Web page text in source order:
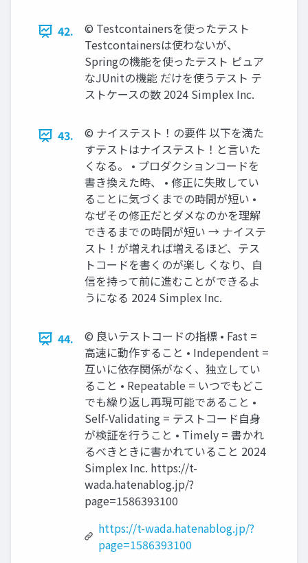
42.
©︎ Testcontainersを使ったテスト
Testcontainersは使わないが、
Springの機能を使ったテスト ピュア
なJUnitの機能 だけを使うテスト テ
ストケースの数 2024 Simplex Inc.
43.
©︎ ナイステスト！の要件 以下を満た
すテストはナイステスト！と言いた
くなる。 • プロダクションコードを
書き換えた時、 • 修正に失敗してい
ることに気づくまでの時間が短い •
なぜその修正だとダメなのかを理解
できるまでの時間が短い → ナイステ
スト！が増えれば増えるほど、テス
トコードを書くのが楽し くなり、自
信を持って前に進むことができるよ
うになる 2024 Simplex Inc.
44.
©︎ 良いテストコードの指標 • Fast =
高速に動作すること • Independent =
互いに依存関係がなく、独立してい
ること • Repeatable = いつでもどこ
でも繰り返し再現可能であること •
Self-Validating = テストコード自身
が検証を行うこと • Timely = 書かれ
るべきときに書かれていること 2024
Simplex Inc. https://t-
wada.hatenablog.jp/?
page=1586393100
https://t-wada.hatenablog.jp/?
page=1586393100